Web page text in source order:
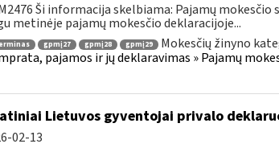
Ši informacija skelbiama: Pajamų mokesčio
metinėje pajamų mokesčio deklaracijoje...
gpmį27 gpmį28 gpmį29 Mokesčių žinyno
pajamos ir jų deklaravimas » Pajamų
Lietuvos gyventojai privalo
02-13